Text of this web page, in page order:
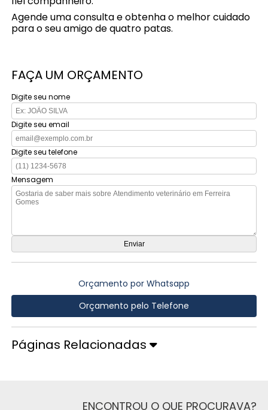
Agende uma consulta e obtenha o melhor cuidado
para o seu amigo de quatro patas.
FAÇA UM ORÇAMENTO
Digite seu nome
Digite seu email
Digite seu telefone
Mensagem
Orçamento por Whatsapp
Orçamento pelo Telefone
Páginas Relacionadas
ENCONTROU O QUE PROCURAVA?